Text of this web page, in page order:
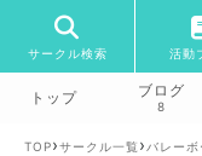
サークル検索 活動
トップ ブログ
8
TOP›サークル一覧 › バレーボ